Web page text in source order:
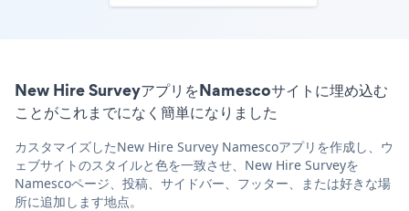
New Hire SurveyアプリをNamescoサイトに埋め込む
ことがこれまでになく簡単になりました
カスタマイズしたNew Hire Survey Namescoアプリを作成し、ウ
ェブサイトのスタイルと色を一致させ、New Hire Surveyを
Namescoページ、投稿、サイドバー、フッター、または好きな場
所に追加します地点。